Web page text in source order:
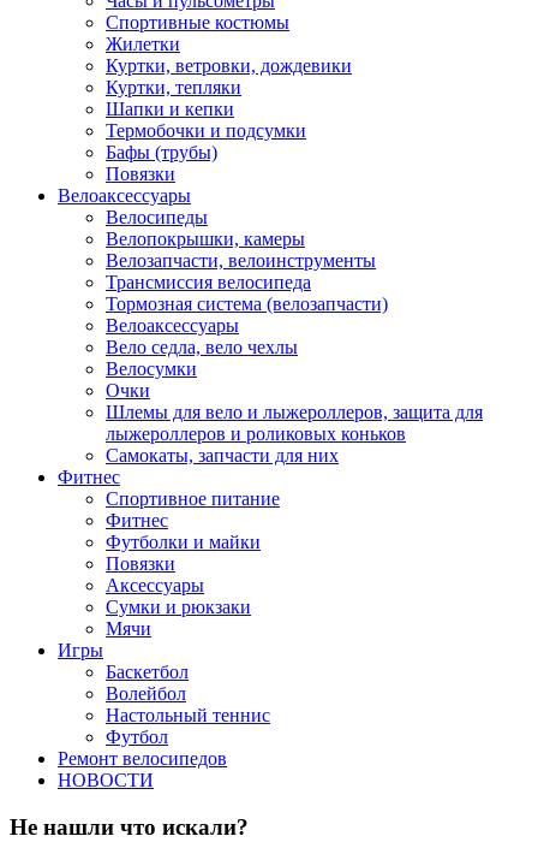
Спортивные костюмы
Жилетки
Куртки, ветровки, дождевики
Куртки, тепляки
Шапки и кепки
Термобочки и подсумки
Бафы (трубы)
Повязки
Велоаксессуары
Велосипеды
Велопокрышки, камеры
Велозапчасти, велоинструменты
Трансмиссия велосипеда
Тормозная система (велозапчасти)
Велоаксессуары
Вело седла, вело чехлы
Велосумки
Очки
Шлемы для вело и лыжероллеров, защита для
лыжероллеров и роликовых коньков
Самокаты, запчасти для них
Фитнес
Спортивное питание
Фитнес
Футболки и майки
Повязки
Аксессуары
Сумки и рюкзаки
Мячи
Игры
Баскетбол
Волейбол
Настольный теннис
Футбол
Ремонт велосипедов
НОВОСТИ
Не нашли что искали?